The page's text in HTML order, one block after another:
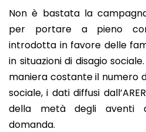
Non è bastata la
per portare a pieno
introdotta in favore delle
in situazioni di disagio
maniera costante il numero
sociale, i dati diffusi
della metà degli aventi
domanda.